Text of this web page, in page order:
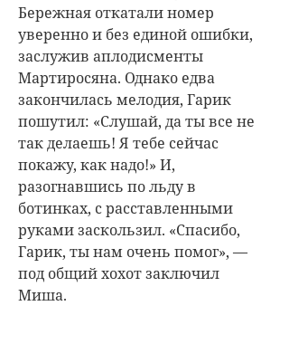
Бережная откатали номер
уверенно и без единой ошибки,
заслужив аплодисменты
Мартиросяна. Однако едва
закончилась мелодия, Гарик
пошутил: «Слушай, да ты все не
так делаешь! Я тебе сейчас
покажу, как надо!» И,
разогнавшись по льду в
ботинках, с расставленными
руками заскользил. «Спасибо,
Гарик, ты нам очень помог», —
под общий хохот заключил
Миша.